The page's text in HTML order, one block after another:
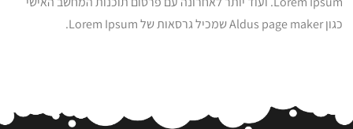
כגון Aldus page maker שמכיל גרסאות של Lorem Ipsum.